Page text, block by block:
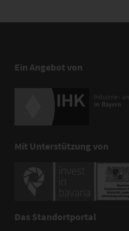
Ein Angebot von
Mit Unterstützung von
Das Standortportal